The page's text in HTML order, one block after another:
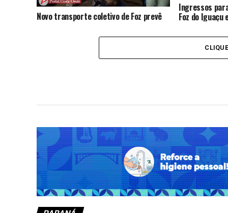
Novo transporte coletivo de Foz prevê
6; audiência reúne críticas e sugestões
Ingressos
Foz do